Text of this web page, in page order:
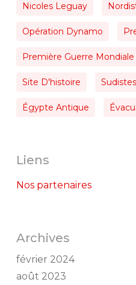
Nicoles Leguay
Opération Dynamo
Première Guerre Mondiale
Site D'histoire Sudistes
Égypte Antique
Liens
Nos partenaires
Archives
février 2024
août 2023